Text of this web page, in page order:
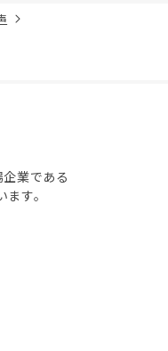
業である
す。